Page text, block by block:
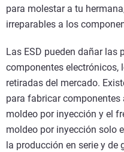
para molestar a tu
irreparables a los
Las ESD pueden dañar
componentes electrónicos,
retiradas del mercado.
para fabricar componentes
moldeo por inyección y el
moldeo por inyección solo
la producción en serie y